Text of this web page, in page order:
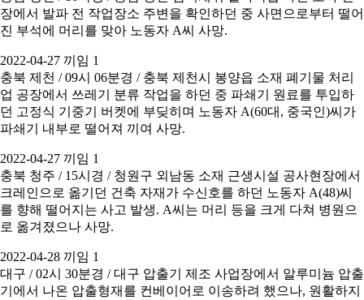
장에서 발파 전 작업장소 주변을 확인하던 중 사면으로부터 떨어
진 부석에 머리를 맞아 노동자 A씨 사망.
2022-04-27 끼임 1
충북 제천 / 09시 06분경 / 충북 제천시 봉양읍 소재 폐기물 처리
업 공장에서 쓰레기 분류 작업을 하던 중 파쇄기 원료를 투입하
던 고정식 기중기 버켓에 부딪히며 노동자 A(60대, 중국인)씨가
파쇄기 내부로 떨어져 끼여 사망.
2022-04-27 끼임 1
충북 청주 / 15시경 / 청원구 외남동 소재 근생시설 공사현장에서
크레인으로 옮기던 건축 자재가 수신호를 하던 노동자 A(48)씨
를 향해 떨어지는 사고 발생. A씨는 머리 등을 크게 다쳐 병원으
로 옮겨졌으나 사망.
2022-04-28 끼임 1
대구 / 02시 30분경 / 대구 압출기 제조 사업장에서 알루미늄 압출
기에서 나온 압출형재를 컨베이어로 이송하려 했으나, 원활하지